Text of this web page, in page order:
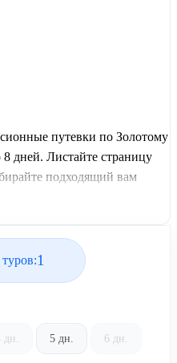
путевки по Золотому
дней. Листайте страницу
подходящий вам
1
дн. 5 дн. 6 дн.